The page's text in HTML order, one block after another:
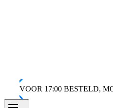
VOOR 17:00 BESTELD,